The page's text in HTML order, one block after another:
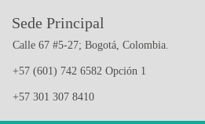
Sede Principal
Calle 67 #5-27; Bogotá, Colombia.
+57 (601) 742 6582 Opción 1
+57 301 307 8410